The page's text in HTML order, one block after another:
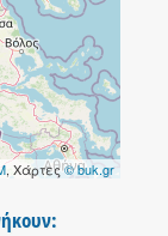
, Χάρτες© buk.gr